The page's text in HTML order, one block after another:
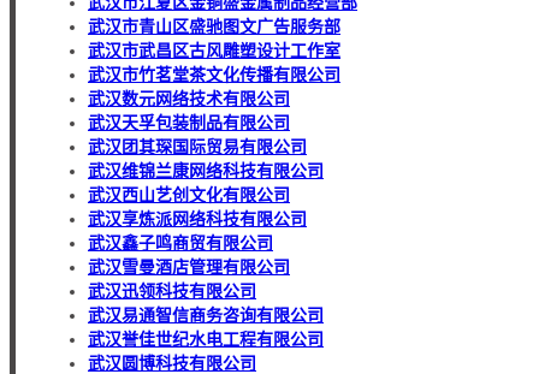
武汉市青山区盛驰图文广告服务部
武汉市武昌区古风雕塑设计工作室
武汉市竹茗堂茶文化传播有限公司
武汉数元网络技术有限公司
武汉天孚包装制品有限公司
武汉团其琛国际贸易有限公司
武汉维锦兰康网络科技有限公司
武汉西山艺创文化有限公司
武汉享炼派网络科技有限公司
武汉鑫子鸣商贸有限公司
武汉雪曼酒店管理有限公司
武汉迅领科技有限公司
武汉易通智信商务咨询有限公司
武汉誉佳世纪水电工程有限公司
武汉圆博科技有限公司